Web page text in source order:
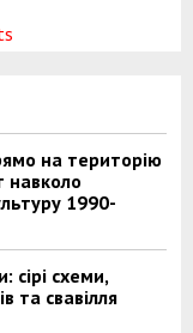
на територію
навколо
1990-
сірі схеми,
та свавілля